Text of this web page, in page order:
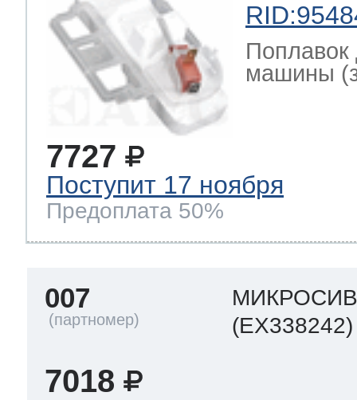
Поплавок
машины
7727
Поступит 17 ноября
Предоплата 50%
007
(EX338242)
7018